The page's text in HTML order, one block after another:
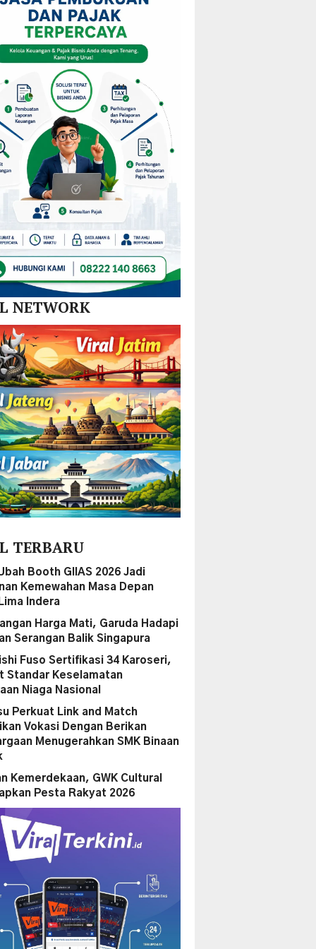
Kejurprov
Malut
Mulai
Redistribusi
Guru
di 10
Kecamatan
KPPD
Inovasi
Hilirisasi
Nikel
SPBE
NETWORK
TERBARU
Booth GIIAS 2026 Jadi
Kemewahan Masa Depan
Indera
Harga Mati, Garuda Hadapi
Serangan Balik Singapura
Fuso Sertifikasi 34 Karoseri,
Standar Keselamatan
Niaga Nasional
Perkuat Link and Match
Vokasi Dengan Berikan
Menugerahkan SMK Binaan
Kemerdekaan, GWK Cultural
Pesta Rakyat 2026